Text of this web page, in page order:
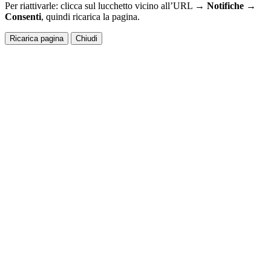
Per riattivarle: clicca sul lucchetto vicino all’URL → Notifiche →
Consenti, quindi ricarica la pagina.
Ricarica pagina Chiudi